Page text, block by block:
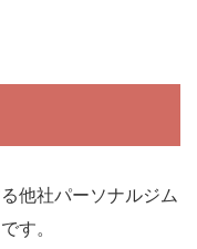
他社パーソナルジム
す。